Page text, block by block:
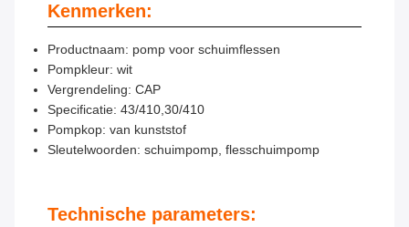
Kenmerken:
Productnaam: pomp voor schuimflessen
Pompkleur: wit
Vergrendeling: CAP
Specificatie: 43/410,30/410
Pompkop: van kunststof
Sleutelwoorden: schuimpomp, flesschuimpomp
Technische parameters: